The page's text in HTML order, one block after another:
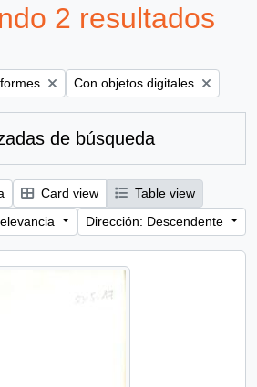
2 resultados
filter: Remove filter:
Con objetos digitales
de búsqueda
Card view
Table view
Dirección: Descendente